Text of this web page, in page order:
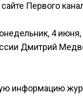
Первого
4
Дмитрий
информацию